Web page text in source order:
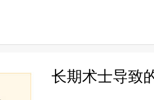
长期术士导致